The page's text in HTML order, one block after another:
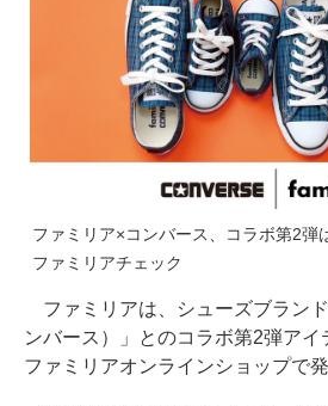
ファミリア×コンバース、コラボ第2弾
ファミリアチェック
ファミリアは、シューズブラン
ンバース）」とのコラボ第2弾アイ
ファミリアオンラインショップで発